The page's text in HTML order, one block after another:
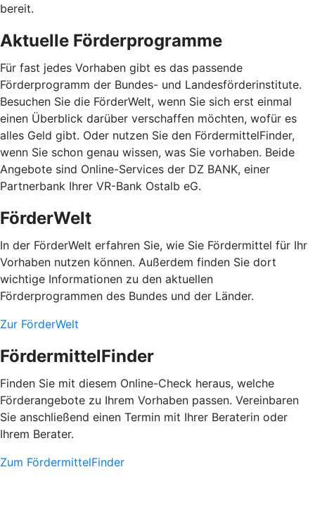
bereit.
Aktuelle Förderprogramme
Für fast jedes Vorhaben gibt es das passende
Förderprogramm der Bundes- und Landesförderinstitute.
Besuchen Sie die FörderWelt, wenn Sie sich erst einmal
einen Überblick darüber verschaffen möchten, wofür es
alles Geld gibt. Oder nutzen Sie den FördermittelFinder,
wenn Sie schon genau wissen, was Sie vorhaben. Beide
Angebote sind Online-Services der DZ BANK, einer
Partnerbank Ihrer VR-Bank Ostalb eG.
FörderWelt
In der FörderWelt erfahren Sie, wie Sie Fördermittel für Ihr
Vorhaben nutzen können. Außerdem finden Sie dort
wichtige Informationen zu den aktuellen
Förderprogrammen des Bundes und der Länder.
Zur FörderWelt
FördermittelFinder
Finden Sie mit diesem Online-Check heraus, welche
Förderangebote zu Ihrem Vorhaben passen. Vereinbaren
Sie anschließend einen Termin mit Ihrer Beraterin oder
Ihrem Berater.
Zum FördermittelFinder